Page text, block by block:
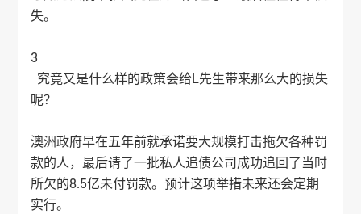
失。
3
究竟又是什么样的政策会给L先生带来那么大的损失
呢？
澳洲政府早在五年前就承诺要大规模打击拖欠各种罚
款的人，最后请了一批私人追债公司成功追回了当时
所欠的8.5亿未付罚款。预计这项举措未来还会定期
实行。